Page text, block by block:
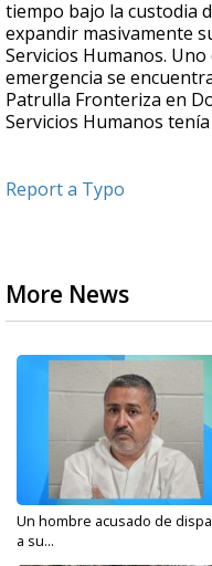
tiempo bajo la custodia
expandir masivamente
Servicios Humanos.
emergencia se
Patrulla Fronteriza en
Servicios Humanos
Report a Typo
More News
Un hombre acusado de
a su...